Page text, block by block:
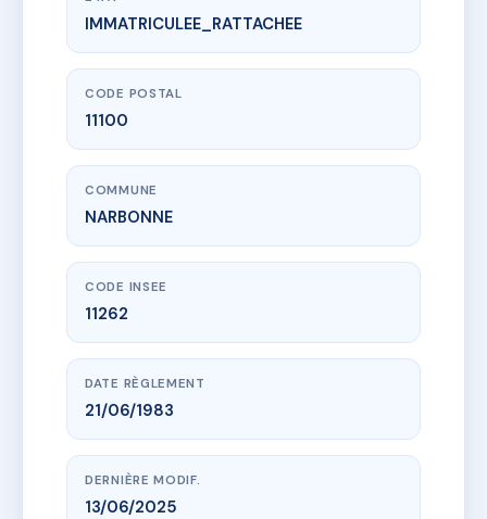
www.vme.plus/AC6649958
RESIDENCE HOCHE
10 r hoche11100 NARBONNE
IMMATRICULEE_RATTACHEE
CODE POSTAL
11100
COMMUNE
NARBONNE
CODE INSEE
11262
DATE RÈGLEMENT
21/06/1983
DERNIÈRE MODIF.
13/06/2025